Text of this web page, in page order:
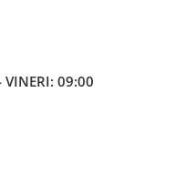
VINERI: 09:00